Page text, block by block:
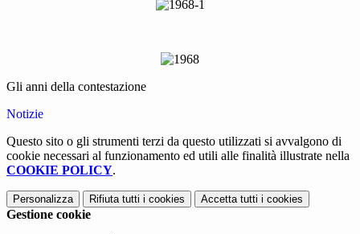
Gli anni della contestazione
Notizie
Questo sito o gli strumenti terzi da questo utilizzati si avvalgono di
cookie necessari al funzionamento ed utili alle finalità illustrate nella
COOKIE POLICY.
Personalizza Rifiuta tutti i cookies Accetta tutti i cookies
Gestione cookie